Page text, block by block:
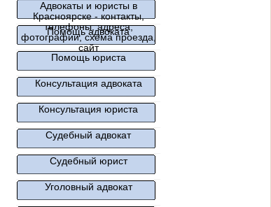
Адвокаты и юристы в
Красноярске - контакты,
телефоны, адреса,
фотографии, схема проезда,
сайт
Помощь адвоката
Помощь юриста
Консультация адвоката
Консультация юриста
Судебный адвокат
Судебный юрист
Уголовный адвокат